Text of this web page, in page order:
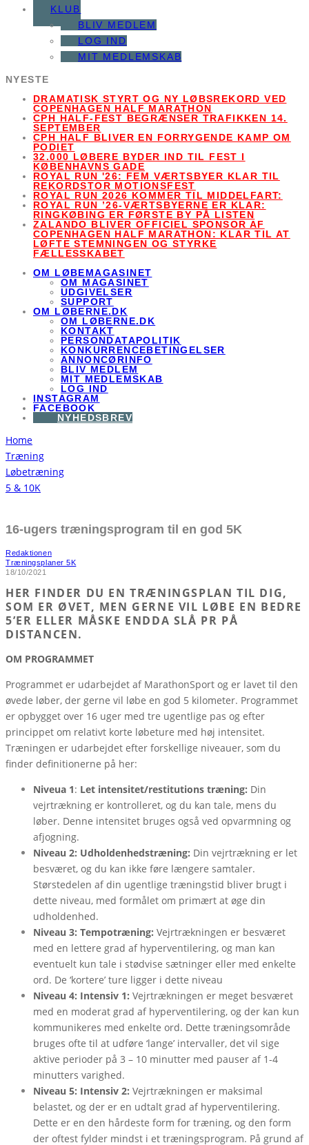
KLUB
BLIV MEDLEM
LOG IND
MIT MEDLEMSKAB
NYESTE
DRAMATISK STYRT OG NY LØBSREKORD VED
COPENHAGEN HALF MARATHON
CPH HALF-FEST BEGRÆNSER TRAFIKKEN 14.
SEPTEMBER
CPH HALF BLIVER EN FORRYGENDE KAMP OM
PODIET
32.000 LØBERE BYDER IND TIL FEST I
KØBENHAVNS GADE
ROYAL RUN '26: FEM VÆRTSBYER KLAR TIL
REKORDSTOR MOTIONSFEST
ROYAL RUN 2026 KOMMER TIL MIDDELFART:
ROYAL RUN ’26-VÆRTSBYERNE ER KLAR:
RINGKØBING ER FØRSTE BY PÅ LISTEN
ZALANDO BLIVER OFFICIEL SPONSOR AF
COPENHAGEN HALF MARATHON: KLAR TIL AT
LØFTE STEMNINGEN OG STYRKE
FÆLLESSKABET
OM LØBEMAGASINET
OM MAGASINET
UDGIVELSER
SUPPORT
OM LØBERNE.DK
OM LØBERNE.DK
KONTAKT
PERSONDATAPOLITIK
KONKURRENCEBETINGELSER
ANNONCØRINFO
BLIV MEDLEM
MIT MEDLEMSKAB
LOG IND
INSTAGRAM
FACEBOOK
NYHEDSBREV
Home
Træning
Løbetræning
5 & 10K
16-ugers træningsprogram til en god 5K
Redaktionen
Træningsplaner 5K
18/10/2021
HER FINDER DU EN TRÆNINGSPLAN TIL DIG,
SOM ER ØVET, MEN GERNE VIL LØBE EN BEDRE
5’ER ELLER MÅSKE ENDDA SLÅ PR PÅ
DISTANCEN.
OM PROGRAMMET
Programmet er udarbejdet af MarathonSport og er lavet til den
øvede løber, der gerne vil løbe en god 5 kilometer. Programmet
er opbygget over 16 uger med tre ugentlige pas og efter
princippet om relativt korte løbeture med høj intensitet.
Træningen er udarbejdet efter forskellige niveauer, som du
finder definitionerne på her:
Niveua 1: Let intensitet/restitutions træning: Din
vejrtrækning er kontrolleret, og du kan tale, mens du
løber. Denne intensitet bruges også ved opvarmning og
afjogning.
Niveau 2: Udholdenhedstræning: Din vejrtrækning er let
besværet, og du kan ikke føre længere samtaler.
Størstedelen af din ugentlige træningstid bliver brugt i
dette niveau, med formålet om primært at øge din
udholdenhed.
Niveau 3: Tempotræning: Vejrtrækningen er besværet
med en lettere grad af hyperventilering, og man kan
eventuelt kun tale i stødvise sætninger eller med enkelte
ord. De ‘kortere’ ture ligger i dette niveau
Niveau 4: Intensiv 1: Vejrtrækningen er meget besværet
med en moderat grad af hyperventilering, og der kan kun
kommunikeres med enkelte ord. Dette træningsområde
bruges ofte til at udføre ‘lange’ intervaller, det vil sige
aktive perioder på 3 – 10 minutter med pauser af 1-4
minutters varighed.
Niveau 5: Intensiv 2: Vejrtrækningen er maksimal
belastet, og der er en udtalt grad af hyperventilering.
Dette er en den hårdeste form for træning, og den form
der oftest fylder mindst i et træningsprogram. På grund af